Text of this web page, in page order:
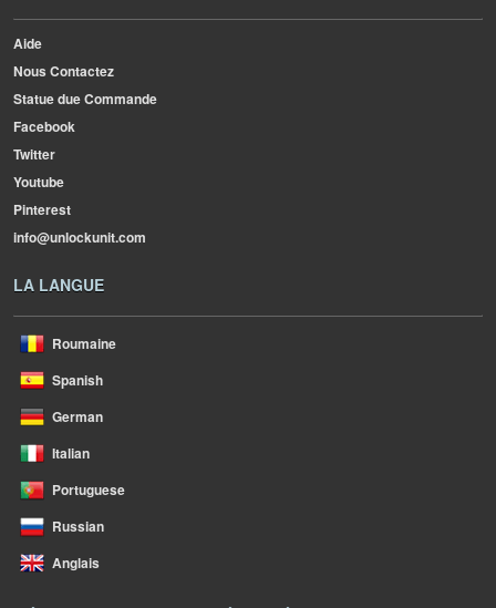
Aide
Nous Contactez
Statue due Commande
Facebook
Twitter
Youtube
Pinterest
info@unlockunit.com
LA LANGUE
Roumaine
Spanish
German
Italian
Portuguese
Russian
Anglais